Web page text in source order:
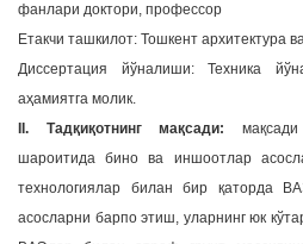
фанлари доктори, профессор
Етакчи ташкилот: Тошкент архитектура
Диссертация йўналиши: Техника
аҳамиятга молик.
II. Тадқиқотнинг мақсади: мақсади
шароитида бино ва иншоотлар
технологиялар билан бир қаторда
асосларни барпо этиш, уларнинг юк